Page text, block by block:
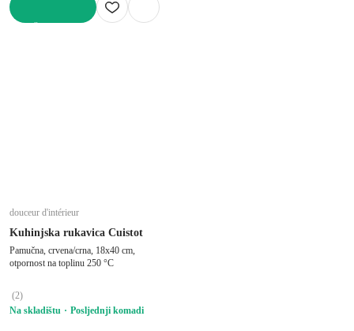
douceur d'intérieur
Kuhinjska rukavica Cuistot
Pamučna, crvena/crna, 18x40 cm,
otpornost na toplinu 250 °C
(2)
Na skladištu
Posljednji komadi